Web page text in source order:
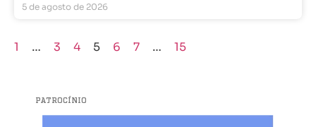
5 de agosto de 2026
1 … 3 4 5 6 7 … 15
PATROCÍNIO